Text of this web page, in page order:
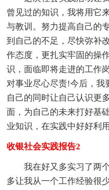
曾见过的知识，我将用它
与教训。努力提高自己的
到自己的不足，尽快弥补
作态度，更扎实牢固的操
识，面临即将走进的工作
对事业尽心尽责!今后，我
自己的同时让自己认识更
面，为自己的未来打好基
业知识，在实践中好好利用
收银社会实践报告2
我在好又多实习了两
多让我从一个工作经验很